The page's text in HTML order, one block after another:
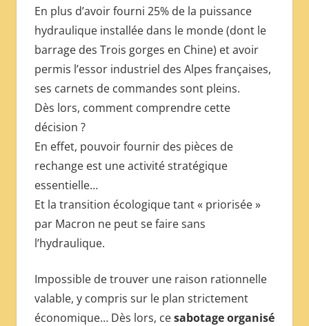
En plus d’avoir fourni 25% de la puissance
hydraulique installée dans le monde (dont le
barrage des Trois gorges en Chine) et avoir
permis l’essor industriel des Alpes françaises,
ses carnets de commandes sont pleins.
Dès lors, comment comprendre cette
décision ?
En effet, pouvoir fournir des pièces de
rechange est une activité stratégique
essentielle…
Et la transition écologique tant « priorisée »
par Macron ne peut se faire sans
l’hydraulique.
Impossible de trouver une raison rationnelle
valable, y compris sur le plan strictement
économique… Dès lors, cesabotage organisé